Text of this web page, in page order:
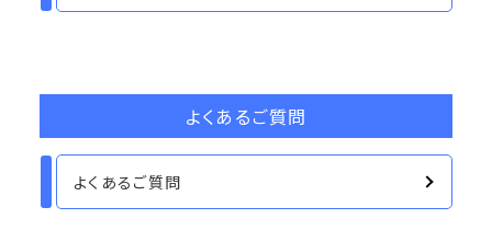
よくあるご質問
よくあるご質問